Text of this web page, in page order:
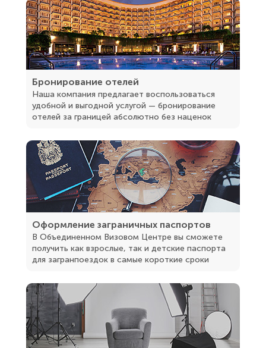
Бронирование отелей
Наша компания предлагает воспользоваться
удобной и выгодной услугой — бронирование
отелей за границей абсолютно без наценок
Оформление заграничных паспортов
В Объединенном Визовом Центре вы сможете
получить как взрослые, так и детские паспорта
для загранпоездок в самые короткие сроки